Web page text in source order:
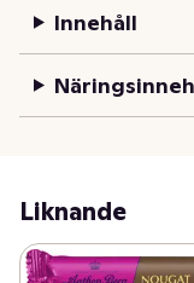
Innehåll
Liknande